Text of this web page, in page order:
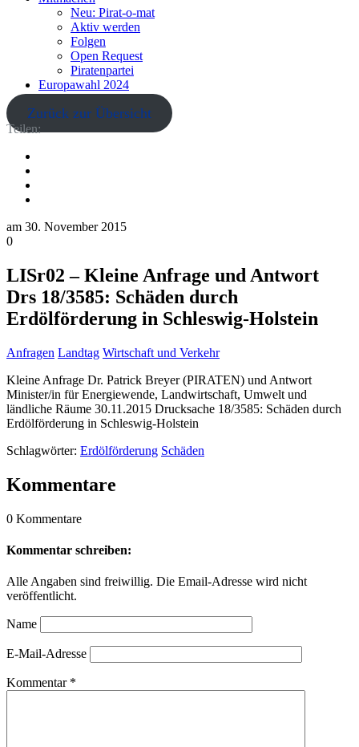
Neu: Pirat-o-mat
Aktiv werden
Folgen
Open Request
Piratenpartei
Europawahl 2024
Zurück zur Übersicht
Teilen:
am 30. November 2015
0
LISr02 – Kleine Anfrage und Antwort
Drs 18/3585: Schäden durch
Erdölförderung in Schleswig-Holstein
Anfragen Landtag Wirtschaft und Verkehr
Kleine Anfrage Dr. Patrick Breyer (PIRATEN) und Antwort
Minister/in für Energiewende, Landwirtschaft, Umwelt und
ländliche Räume 30.11.2015 Drucksache 18/3585: Schäden durch
Erdölförderung in Schleswig-Holstein
Schlagwörter: Erdölförderung Schäden
Kommentare
0 Kommentare
Kommentar schreiben:
Alle Angaben sind freiwillig. Die Email-Adresse wird nicht
veröffentlicht.
Name
E-Mail-Adresse
Kommentar *